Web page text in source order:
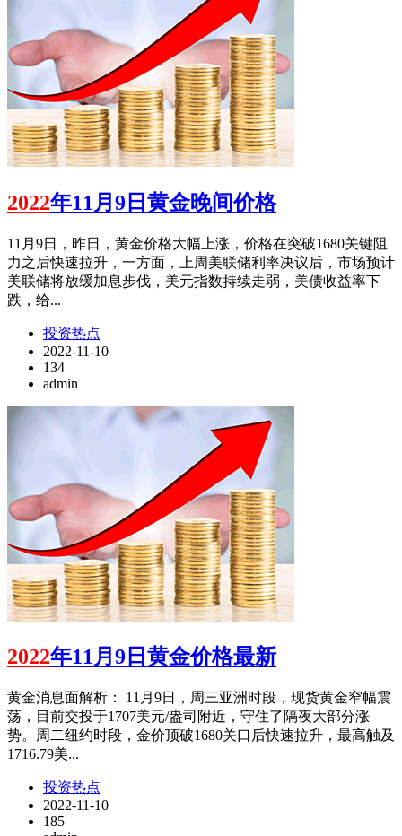
2022年11月9日黄金晚间价格
11月9日，昨日，黄金价格大幅上涨，价格在突破1680关键阻
力之后快速拉升，一方面，上周美联储利率决议后，市场预计
美联储将放缓加息步伐，美元指数持续走弱，美债收益率下
跌，给...
投资热点
2022-11-10
134
admin
2022年11月9日黄金价格最新
黄金消息面解析： 11月9日，周三亚洲时段，现货黄金窄幅震
荡，目前交投于1707美元/盎司附近，守住了隔夜大部分涨
势。周二纽约时段，金价顶破1680关口后快速拉升，最高触及
1716.79美...
投资热点
2022-11-10
185